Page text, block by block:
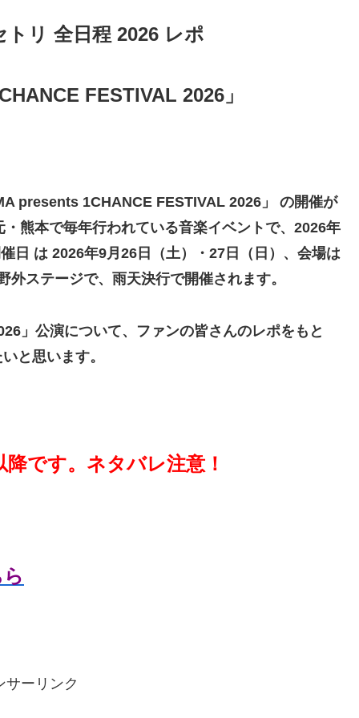
リ 全日程 2026 レポ
FESTIVAL 2026」
presents 1CHANCE FESTIVAL 2026」 の開催が
熊本で毎年行われている音楽イベントで、2026年
日 は 2026年9月26日（土）・27日（日）、会場は
ステージで、雨天決行で開催されます。
」公演について、ファンの皆さんのレポをもと
と思います。
です。ネタバレ注意！
サーリンク